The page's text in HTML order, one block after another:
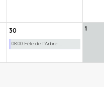
30
08:00 Fête de l'Arbre ...
1